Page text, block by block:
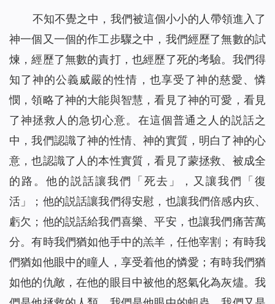
不知不覺之中，我們被這個小小的人帶領進入了
神一個又一個的作工步驟之中，我們經歷了無數的試
煉，經歷了無數的責打，也經歷了死的考驗。我們得
知了神的公義威嚴的性情，也享受了神的慈愛、憐
憫，領略了神的大能與智慧，看見了神的可愛，看見
了神拯救人的急切心意。在這個普通之人的説話之
中，我們認識了神的性情、神的實質，明白了神的心
意，也認識了人的本性實質，看見了蒙拯救、被成全
的路。他的説話讓我們「死去」，又讓我們「復
活」；他的説話讓我們得安慰，也讓我們倍感内疚、
虧欠；他的説話給我們喜樂、平安，也讓我們痛苦萬
分。有時我們猶如他手中的羔羊，任他宰割；有時我
們猶如他眼中的瞳人，享受着他的憐愛；有時我們猶
如他的仇敵，在他的眼目中被他的怒氣化為灰燼。我